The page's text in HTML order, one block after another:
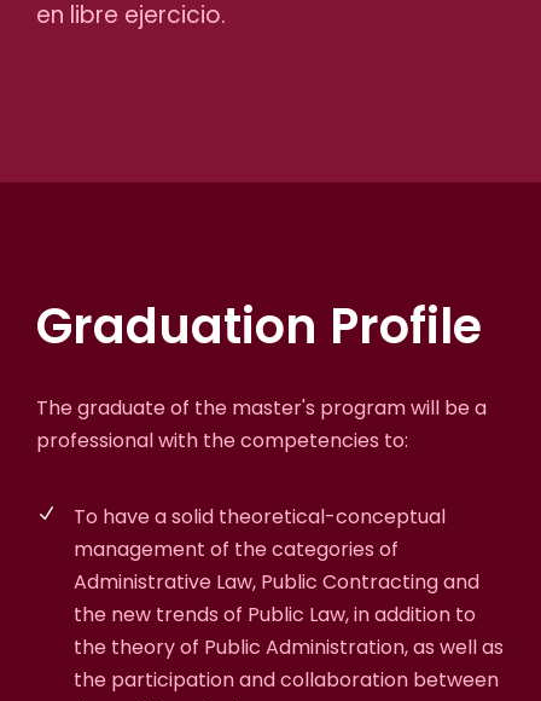
en libre ejercicio.
Graduation Profile
The graduate of the master's program will be a
professional with the competencies to:
To have a solid theoretical-conceptual
management of the categories of
Administrative Law, Public Contracting and
the new trends of Public Law, in addition to
the theory of Public Administration, as well as
the participation and collaboration between